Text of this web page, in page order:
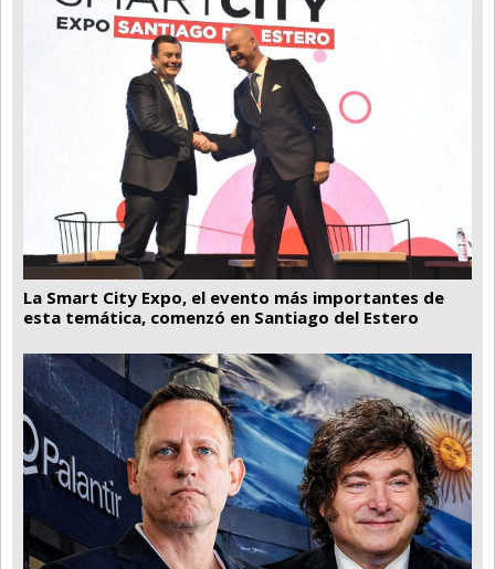
La Smart City Expo, el evento más importantes de
esta temática, comenzó en Santiago del Estero